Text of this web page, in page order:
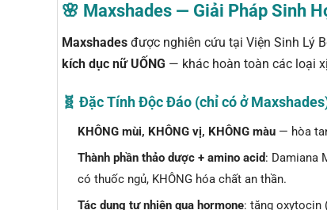
🌸 Maxshades — Giải Pháp Sinh
Maxshades được nghiên cứu tại Viện Sinh Lý
kích dục nữ UỐNG — khác hoàn toàn các loại
🧬 Đặc Tính Độc Đáo (chỉ có ở
KHÔNG mùi, KHÔNG vị, KHÔNG màu— hòa
Thành phần thảo dược + amino acid: Damiana
có thuốc ngủ, KHÔNG hóa chất an thần.
Tác dụng tự nhiên qua hormone: tăng oxytocin